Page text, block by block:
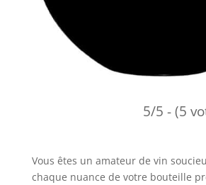
5/5 - (5
Vous êtes un amateur de vin
chaque nuance de votre bouteille